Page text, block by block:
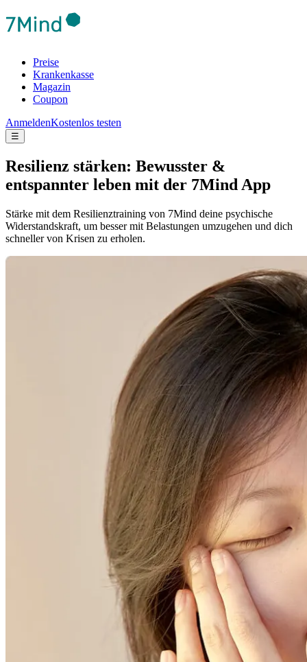
Preise
Krankenkasse
Magazin
Coupon
AnmeldenKostenlos testen
☰
Resilienz stärken: Bewusster &
entspannter leben mit der 7Mind App
Stärke mit dem Resilienztraining von 7Mind deine psychische
Widerstandskraft, um besser mit Belastungen umzugehen und dich
schneller von Krisen zu erholen.